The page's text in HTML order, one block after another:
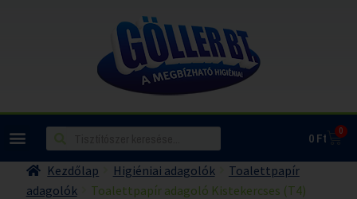
0Ft 0
Kezdőlap Higiéniai adagolók
Toalettpapír
adagolók
Toalettpapír adagoló Kistekercses (T4)